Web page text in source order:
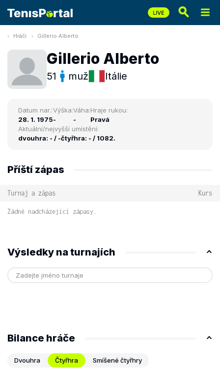
Hráči Gillerio Alberto
Gillerio Alberto
51 muž Itálie
Datum nar.:
28. 1. 1975
Výška:
-
Váha:
-
Hraje rukou:
Pravá
Aktuální/nejvyšší umístění:
dvouhra: - / -čtyřhra: - / 1082.
Příští zápas
Turnaj a zápas Kurs
Žádné nadcházející zápasy.
Výsledky na turnajích
Bilance hráče
Dvouhra Čtyřhra Smíšené čtyřhry